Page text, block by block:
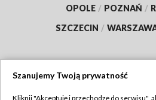
OPOLE / POZNAŃ /
SZCZECIN /
Szanujemy Twoją prywatność
Kliknij "Akceptuję i przechodzę do serwisu",